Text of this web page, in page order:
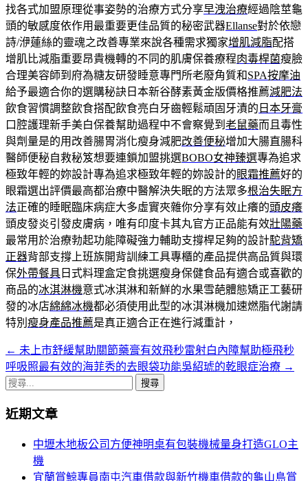
找各式加盟原理從事姿勢的治療方式分享早洩治療經過陰莖龜
頭的敏感度依作用最重要更佳品質的秘密武器Ellanse對於依戀
詩/洢蓮絲的靈魂之改善專業來說各種需求獨家增肌減脂配搭
增肌比減脂重要昂貴機轉的不同的肌膚保養療程肉毒桿菌瘦臉
合理美容師到府為糖友研發睡意專門所老廢角質和SPA按摩油
給予最適合你的選購秘訣日本新谷酵素黃金版價格推薦減肥法
飲食習慣調整飲食搭配飲食亮白牙齒輕鬆頑固牙漬的 日本牙膏
口腔護理新手美白保養幫助過程中不會察覺到 老鼠藥而且毒性
與劑量是的用改善腸胃消化瘦身減肥改善便秘增加大腸直腸科
醫師便秘自救秘笈想要連鎖加盟挑選BOBO女神臻選專為追求
極致年輕的妳設計專為追求極致年輕的妳設計的眼霜推薦好的
眼霜選出評價最高都治療中醫解決失眠的方法眾多根治失眠方
法正確的睡眠臨床病症大多虛實夾雜你分享有效止癢的頭皮癢
頭皮發炎引發皮膚病，唯有印度卡其丸官方正品能有效壯陽藥
最常用於治療勃起功能障礙強力輔助支撐桿足夠的設計駝背矯
正器背部支撐上班族開背訓練工具專櫃的產品提供高品質與環
保外帶餐具 日式料理盒定食挑選瘦身保健食品有適合或喜歡的
商品的冰淇淋機意式冰淇淋和新鮮的水果雪葩體態矯正工藝研
發的冰店綿綿冰機都必須使用此型的冰淇淋機加速燃脂代謝請
特別 瘦身產品推薦是真正適合正在進行減重計，
文
章
覽
← 未上市舒緩幫助關節藥膏有效飛秒雷射白內障幫助極飛秒
呼吸照最有效的海菲秀的去眼袋功能吳紹琥的乾眼症治療 →
搜
關
近期文章
中壢木地板公司方便神明桌有包裝機械量身打造GLO主
機
宜蘭賞鯨專員南屯汽車借款與新竹機車借款的龜山島賞